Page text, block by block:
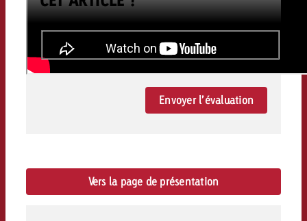
Envoyer l’évaluation
Vers la page de présentation